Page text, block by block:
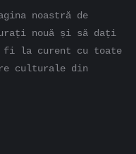
noastră de
nouă și să dați
fi la curent cu toate
culturale din